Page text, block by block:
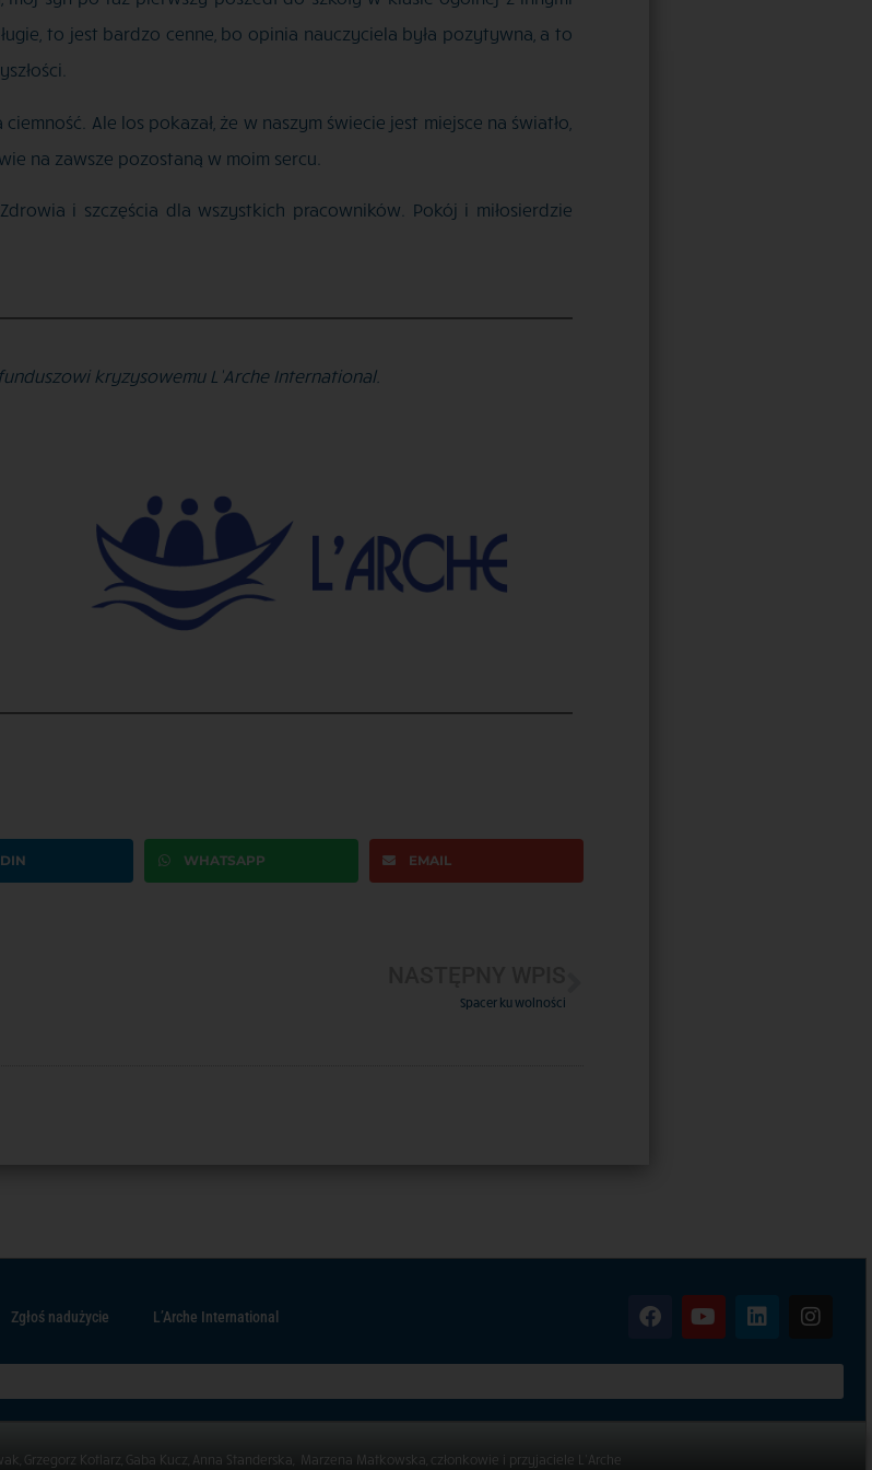
to jest bardzo cenne, bo opinia nauczyciela była pozytywna, a to
Ale los pokazał, że w naszym świecie jest miejsce na światło,
na zawsze pozostaną w moim sercu.
i szczęścia dla wszystkich pracowników. Pokój i miłosierdzie
kryzysowemu L’Arche International.
WHATSAPP EMAIL
Spacer ku wolności
Zgłoś nadużycie L’Arche International
Grzegorz Kotlarz, Gaba Kucz, Anna Standerska, Marzena Matkowska, członkowie i przyjaciele L’Arche